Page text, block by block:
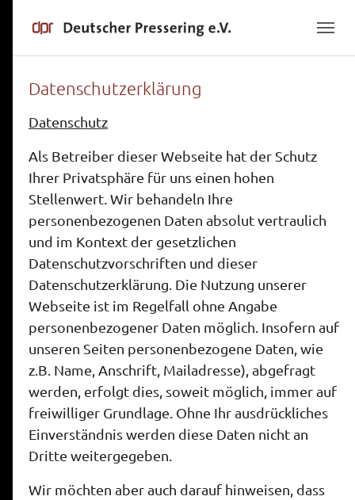
Datenschutzerklärung
Datenschutz
Als Betreiber dieser Webseite hat der Schutz
Ihrer Privatsphäre für uns einen hohen
Stellenwert. Wir behandeln Ihre
personenbezogenen Daten absolut vertraulich
und im Kontext der gesetzlichen
Datenschutzvorschriften und dieser
Datenschutzerklärung. Die Nutzung unserer
Webseite ist im Regelfall ohne Angabe
personenbezogener Daten möglich. Insofern auf
unseren Seiten personenbezogene Daten, wie
z.B. Name, Anschrift, Mailadresse), abgefragt
werden, erfolgt dies, soweit möglich, immer auf
freiwilliger Grundlage. Ohne Ihr ausdrückliches
Einverständnis werden diese Daten nicht an
Dritte weitergegeben.
Wir möchten aber auch darauf hinweisen, dass